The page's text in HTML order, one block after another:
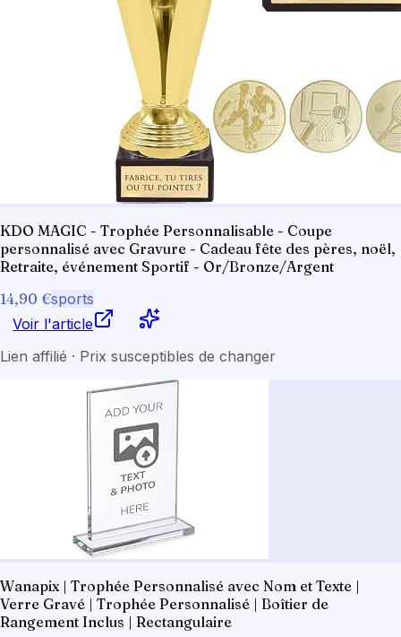
KDO MAGIC - Trophée Personnalisable - Coupe
personnalisé avec Gravure - Cadeau fête des pères, noël,
Retraite, événement Sportif - Or/Bronze/Argent
14,90 €sports
Voir l'article
Lien affilié · Prix susceptibles de changer
Wanapix | Trophée Personnalisé avec Nom et Texte |
Verre Gravé | Trophée Personnalisé | Boîtier de
Rangement Inclus | Rectangulaire